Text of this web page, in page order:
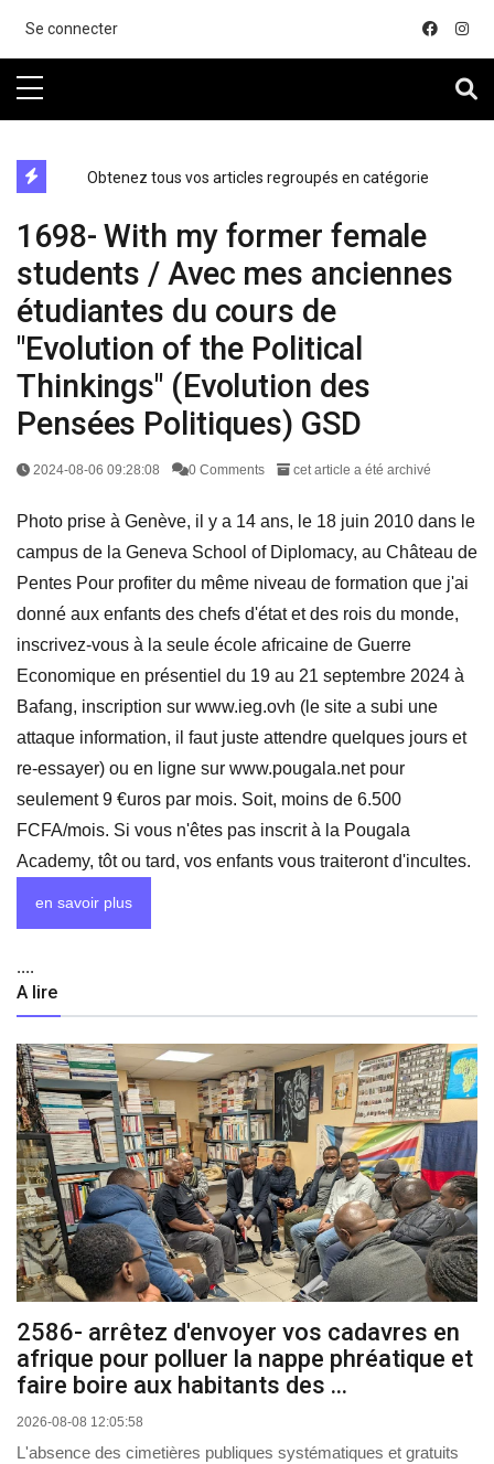
Se connecter
Obtenez tous vos articles regroupés en catégorie
1698- With my former female
students / Avec mes anciennes
étudiantes du cours de
"Evolution of the Political
Thinkings" (Evolution des
Pensées Politiques) GSD
2024-08-06 09:28:08 0 Comments cet article a été archivé
Photo prise à Genève, il y a 14 ans, le 18 juin 2010 dans le
campus de la Geneva School of Diplomacy, au Château de
Pentes Pour profiter du même niveau de formation que j'ai
donné aux enfants des chefs d'état et des rois du monde,
inscrivez-vous à la seule école africaine de Guerre
Economique en présentiel du 19 au 21 septembre 2024 à
Bafang, inscription sur www.ieg.ovh (le site a subi une
attaque information, il faut juste attendre quelques jours et
re-essayer) ou en ligne sur www.pougala.net pour
seulement 9 €uros par mois. Soit, moins de 6.500
FCFA/mois. Si vous n'êtes pas inscrit à la Pougala
Academy, tôt ou tard, vos enfants vous traiteront d'incultes.
en savoir plus
....
A lire
2586- arrêtez d'envoyer vos cadavres en
afrique pour polluer la nappe phréatique et
faire boire aux habitants des ...
2026-08-08 12:05:58
L'absence des cimetières publiques systématiques et gratuits